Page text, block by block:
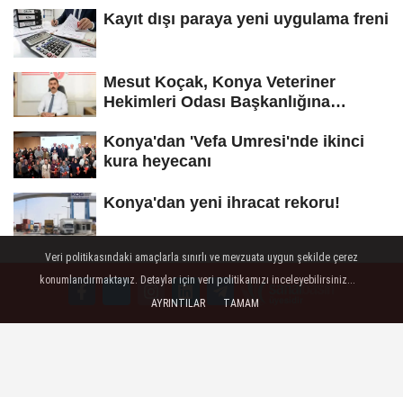
Kayıt dışı paraya yeni uygulama freni
Mesut Koçak, Konya Veteriner
Hekimleri Odası Başkanlığına
Konya'dan 'Vefa Umresi'nde ikinci
kura heyecanı
Konya'dan yeni ihracat rekoru!
Veri politikasındaki amaçlarla sınırlı ve mevzuata uygun şekilde çerez
konumlandırmaktayız. Detaylar için veri politikamızı inceleyebilirsiniz...
AYRINTILAR
TAMAM